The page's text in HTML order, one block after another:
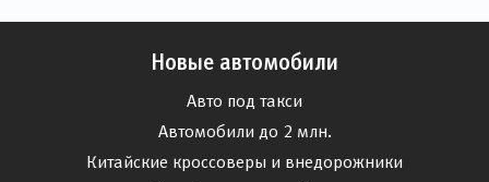
Новые автомобили
Авто под такси
Автомобили до 2 млн.
Китайские кроссоверы и внедорожники